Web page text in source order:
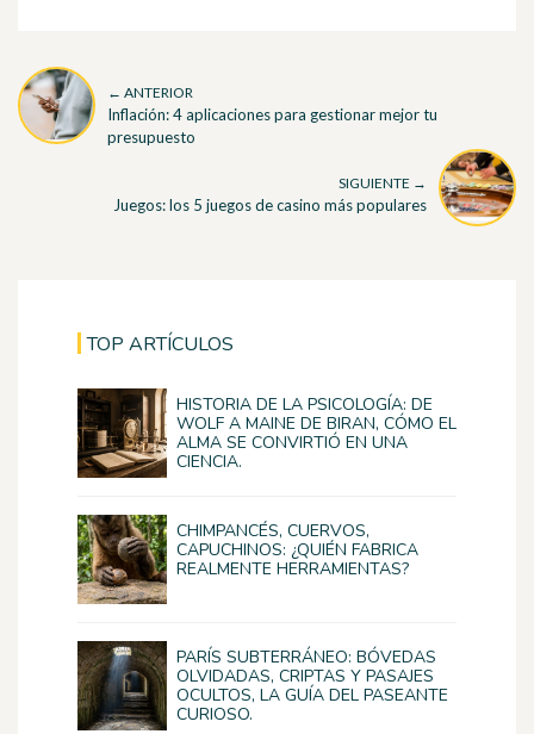
← ANTERIOR
Inflación: 4 aplicaciones para gestionar mejor tu
presupuesto
SIGUIENTE →
Juegos: los 5 juegos de casino más populares
TOP ARTÍCULOS
HISTORIA DE LA PSICOLOGÍA: DE
WOLF A MAINE DE BIRAN, CÓMO EL
ALMA SE CONVIRTIÓ EN UNA
CIENCIA.
CHIMPANCÉS, CUERVOS,
CAPUCHINOS: ¿QUIÉN FABRICA
REALMENTE HERRAMIENTAS?
PARÍS SUBTERRÁNEO: BÓVEDAS
OLVIDADAS, CRIPTAS Y PASAJES
OCULTOS, LA GUÍA DEL PASEANTE
CURIOSO.